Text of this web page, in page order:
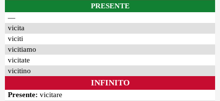
PRESENTE
—
vicita
viciti
vicitiamo
vicitate
vicitino
INFINITO
Presente: vicitare